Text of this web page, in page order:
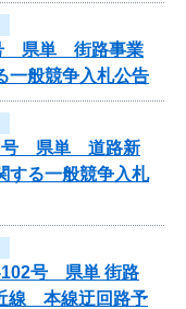
号 県単 街路事業
一般競争入札公告
A号 県単 道路新
する一般競争入札
102号 県単 街路
線 本線迂回路予